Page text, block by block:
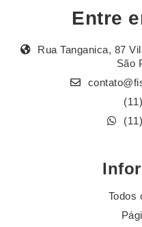
Entre
Rua Tanganica, 87
São
Todos